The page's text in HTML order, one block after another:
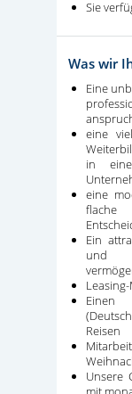
Sie
Was wir
Eine
eine
in
eine
Ein
und
Reisen
Unsere